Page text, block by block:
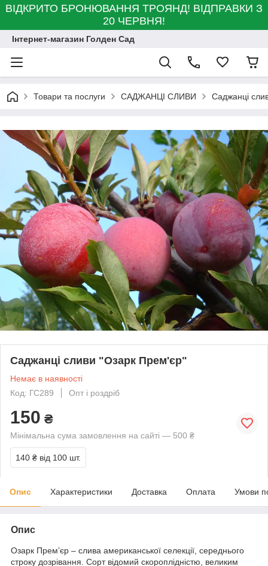
ВІДКРИТО БРОНЮВАННЯ ТРОЯНД! ВІДПРАВКИ З
20 ЧЕРВНЯ!
Інтернет-магазин Голден Сад
Товари та послуги САДЖАНЦІ СЛИВИ Саджанці
Саджанці сливи "Озарк Прем'єр"
Немає в наявності
Код: ГС289
Опт і роздріб
150 ₴
Мінімальна сума замовлення на сайті — 500 ₴
140 ₴ від 100 шт.
Опис Характеристики Доставка Оплата Умови
Опис
Озарк Прем’єр – слива американської селекції, середнього
строку дозрівання. Сорт відомий скороплідністю, великим